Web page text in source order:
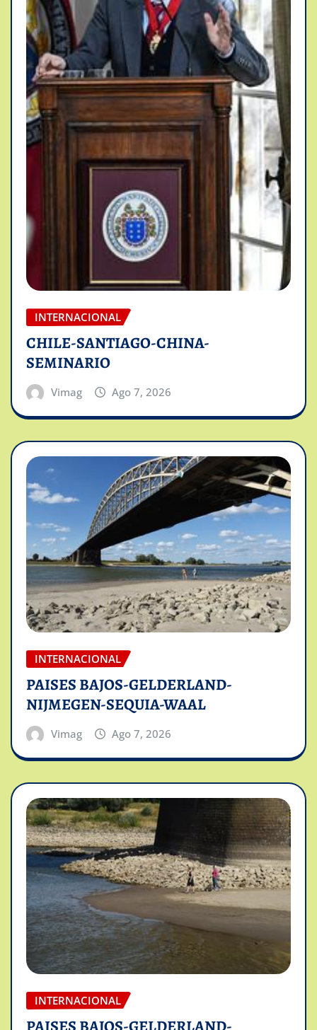
INTERNACIONAL
CHILE-SANTIAGO-CHINA-
SEMINARIO
Vimag Ago 7, 2026
INTERNACIONAL
PAISES BAJOS-GELDERLAND-
NIJMEGEN-SEQUIA-WAAL
Vimag Ago 7, 2026
INTERNACIONAL